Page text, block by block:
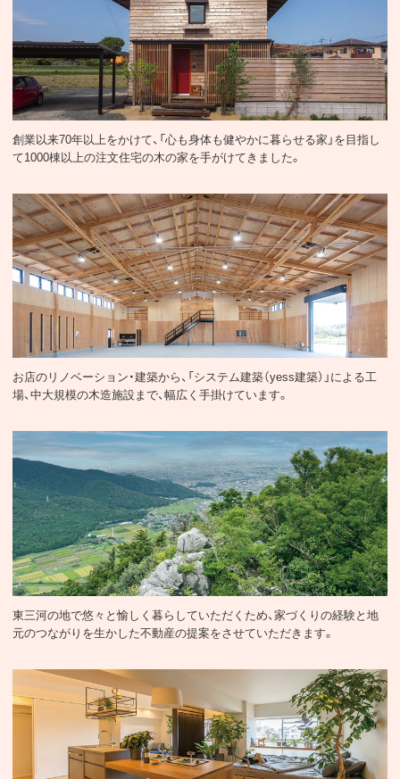
注文住宅
創業以来70年以上をかけて、「心も身体も健やかに暮らせる家」を目指し
て1000棟以上の注文住宅の木の家を手がけてきました。
店舗・施設建築（法人向け）
お店のリノベーション・建築から、「システム建築（yess建築）」による工
場、中大規模の木造施設まで、幅広く手掛けています。
不動産
東三河の地で悠々と愉しく暮らしていただくため、家づくりの経験と地
元のつながりを生かした不動産の提案をさせていただきます。